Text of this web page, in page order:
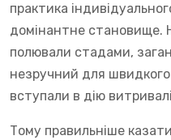
практика
домінантне становище.
полювали стадами,
незручний для швидкого
вступали в дію
Тому правильніше